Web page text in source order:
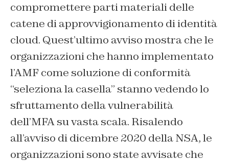
compromettere parti materiali delle
catene di approvvigionamento di identità
cloud. Quest’ultimo avviso mostra che le
organizzazioni che hanno implementato
l’AMF come soluzione di conformità
“seleziona la casella” stanno vedendo lo
sfruttamento della vulnerabilità
dell’MFA su vasta scala. Risalendo
all’avviso di dicembre 2020 della NSA, le
organizzazioni sono state avvisate che